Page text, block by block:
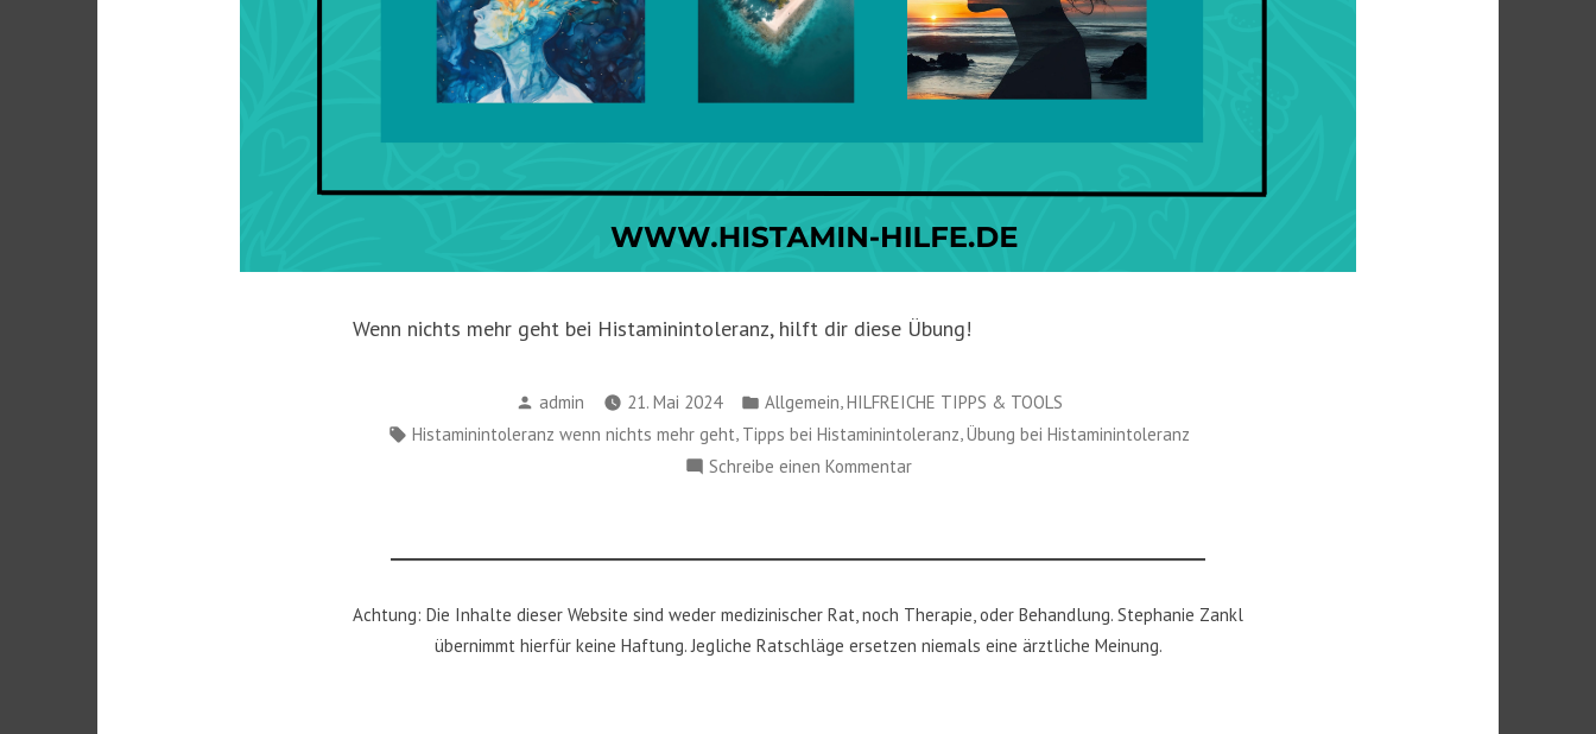
Wenn nichts mehr geht bei Histaminintoleranz, hilft dir diese Übung!
Verfasst
von
admin 21. Mai 2024
Veröffentlicht
in
Allgemein HILFREICHE TIPPS & TOOLS
Schlagwörter:
Histaminintoleranz wenn nichts mehr geht Tipps bei Histaminintoleranz Übung bei Histaminintoleranz
Schreibe einen Kommentarzu
geht
was
tun?
Achtung: Die Inhalte dieser Website sind weder medizinischer Rat, noch Therapie, oder Behandlung. Stephanie Zankl
übernimmt hierfür keine Haftung. Jegliche Ratschläge ersetzen niemals eine ärztliche Meinung.